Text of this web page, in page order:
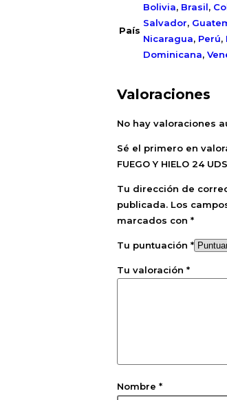
País
Bolivia, Brasil,
Salvador,
Nicaragua, Perú,
Dominicana,
Valoraciones
No hay valoraciones
Sé el primero en
FUEGO Y HIELO 24
Tu dirección de
publicada. Los
marcados con *
Tu puntuación *
Tu valoración *
Nombre *